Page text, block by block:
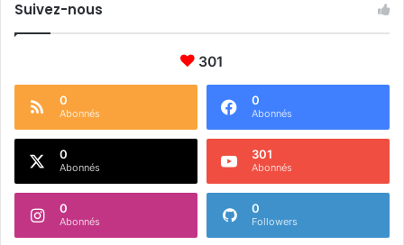
Suivez-nous
301
0
Abonnés
0
Abonnés
0
Abonnés
301
Abonnés
0
Abonnés
0
Followers